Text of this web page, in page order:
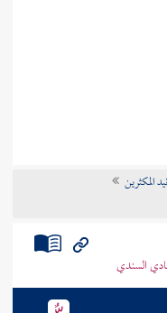
المكثرين
السندي